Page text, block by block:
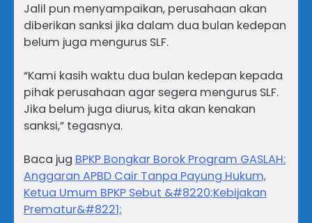
Jalil pun menyampaikan, perusahaan akan
diberikan sanksi jika dalam dua bulan kedepan
belum juga mengurus SLF.
“Kami kasih waktu dua bulan kedepan kepada
pihak perusahaan agar segera mengurus SLF.
Jika belum juga diurus, kita akan kenakan
sanksi,” tegasnya.
Baca jug BPKP Bongkar Borok Program GASLAH:
Anggaran APBD Cair Tanpa Payung Hukum,
Ketua Umum BPKP Sebut &#8220;Kebijakan
Prematur&#8221;